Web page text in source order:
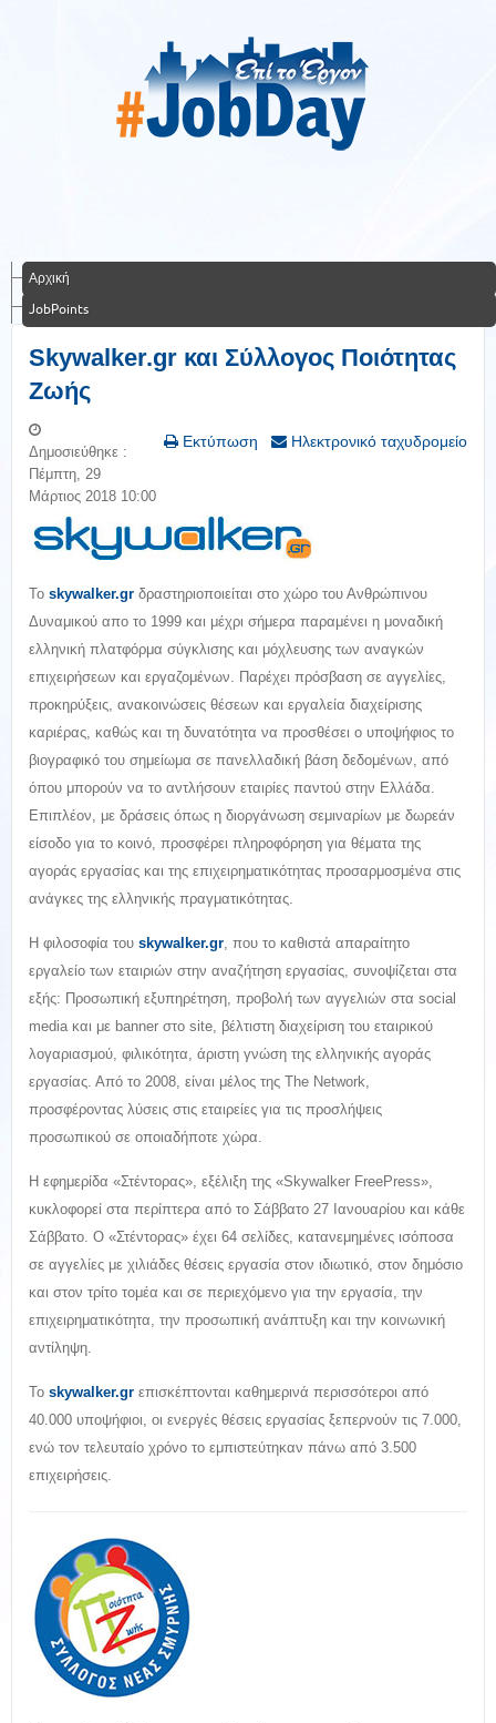
Αρχική
JobPoints
Skywalker.gr και Σύλλογος Ποιότητας
Ζωής
Εκτύπωση Ηλεκτρονικό ταχυδρομείο
Δημοσιεύθηκε :
Πέμπτη, 29
Μάρτιος 2018 10:00
Το skywalker.gr δραστηριοποιείται στο χώρο του Ανθρώπινου
Δυναμικού απο το 1999 και μέχρι σήμερα παραμένει η μοναδική
ελληνική πλατφόρμα σύγκλισης και μόχλευσης των αναγκών
επιχειρήσεων και εργαζομένων. Παρέχει πρόσβαση σε αγγελίες,
προκηρύξεις, ανακοινώσεις θέσεων και εργαλεία διαχείρισης
καριέρας, καθώς και τη δυνατότητα να προσθέσει ο υποψήφιος το
βιογραφικό του σημείωμα σε πανελλαδική βάση δεδομένων, από
όπου μπορούν να το αντλήσουν εταιρίες παντού στην Ελλάδα.
Επιπλέον, με δράσεις όπως η διοργάνωση σεμιναρίων με δωρεάν
είσοδο για το κοινό, προσφέρει πληροφόρηση για θέματα της
αγοράς εργασίας και της επιχειρηματικότητας προσαρμοσμένα στις
ανάγκες της ελληνικής πραγματικότητας.
Η φιλοσοφία του skywalker.gr, που το καθιστά απαραίτητο
εργαλείο των εταιριών στην αναζήτηση εργασίας, συνοψίζεται στα
εξής: Προσωπική εξυπηρέτηση, προβολή των αγγελιών στα social
media και με banner στο site, βέλτιστη διαχείριση του εταιρικού
λογαριασμού, φιλικότητα, άριστη γνώση της ελληνικής αγοράς
εργασίας. Από το 2008, είναι μέλος της The Network,
προσφέροντας λύσεις στις εταιρείες για τις προσλήψεις
προσωπικού σε οποιαδήποτε χώρα.
Η εφημερίδα «Στέντορας», εξέλιξη της «Skywalker FreePress»,
κυκλοφορεί στα περίπτερα από το Σάββατο 27 Ιανουαρίου και κάθε
Σάββατο. Ο «Στέντορας» έχει 64 σελίδες, κατανεμημένες ισόποσα
σε αγγελίες με χιλιάδες θέσεις εργασία στον ιδιωτικό, στον δημόσιο
και στον τρίτο τομέα και σε περιεχόμενο για την εργασία, την
επιχειρηματικότητα, την προσωπική ανάπτυξη και την κοινωνική
αντίληψη.
Το skywalker.gr επισκέπτονται καθημερινά περισσότεροι από
40.000 υποψήφιοι, οι ενεργές θέσεις εργασίας ξεπερνούν τις 7.000,
ενώ τον τελευταίο χρόνο το εμπιστεύτηκαν πάνω από 3.500
επιχειρήσεις.